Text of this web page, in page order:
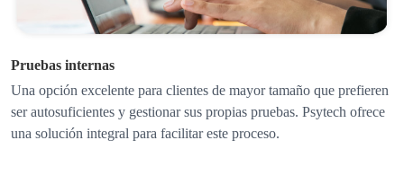
Pruebas internas
Una opción excelente para clientes de mayor tamaño que prefieren
ser autosuficientes y gestionar sus propias pruebas. Psytech ofrece
una solución integral para facilitar este proceso.